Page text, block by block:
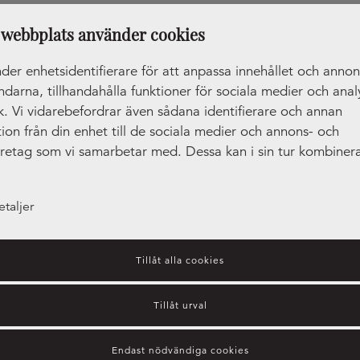
använder cookies
enhetsidentifierare för att anpassa innehållet och
tillhandahålla funktioner för sociala medier och
Vi vidarebefordrar även sådana identifierare och annan
från din enhet till de sociala medier och annons- och
som vi samarbetar med. Dessa kan i sin tur
med annan information som du har tillhandahållit eller
Tillåt alla cookies
Tillåt urval
Endast nödvändiga cookies
NORDANRO